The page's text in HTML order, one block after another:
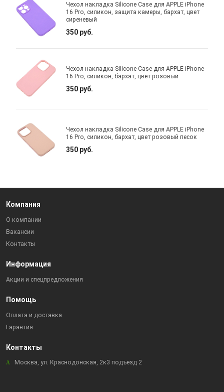
Чехол накладка Silicone Case для APPLE iPhone
16 Pro, силикон, защита камеры, бархат, цвет
сиреневый
350 руб.
Чехол накладка Silicone Case для APPLE iPhone
16 Pro, силикон, бархат, цвет розовый
350 руб.
Чехол накладка Silicone Case для APPLE iPhone
16 Pro, силикон, бархат, цвет розовый песок
350 руб.
Компания
О компании
Вакансии
Контакты
Информация
Акции и спецпредложения
Помощь
Оплата и доставка
Гарантия
Контакты
Москва, ул. Краснодонская, 2к3 подъезд 2